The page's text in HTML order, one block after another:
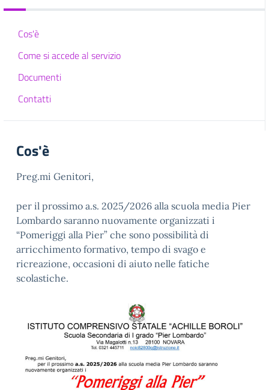
Cos'è
Come si accede al servizio
Documenti
Contatti
Cos'è
Preg.mi Genitori,
per il prossimo a.s. 2025/2026 alla scuola media Pier
Lombardo saranno nuovamente organizzati i
“Pomeriggi alla Pier” che sono possibilità di
arricchimento formativo, tempo di svago e
ricreazione, occasioni di aiuto nelle fatiche
scolastiche.